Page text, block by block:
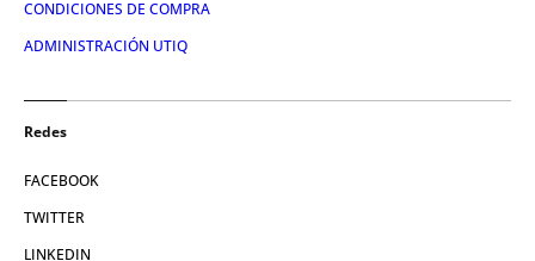
CONDICIONES DE COMPRA
ADMINISTRACIÓN UTIQ
Redes
FACEBOOK
TWITTER
LINKEDIN